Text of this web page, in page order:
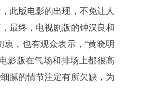
此版电影的出现，不免让人
最终，电视剧版的钟汉良和
，也有观众表示，“黄晓明
影版在气场和排场上都很高
腻的情节注定有所欠缺，为